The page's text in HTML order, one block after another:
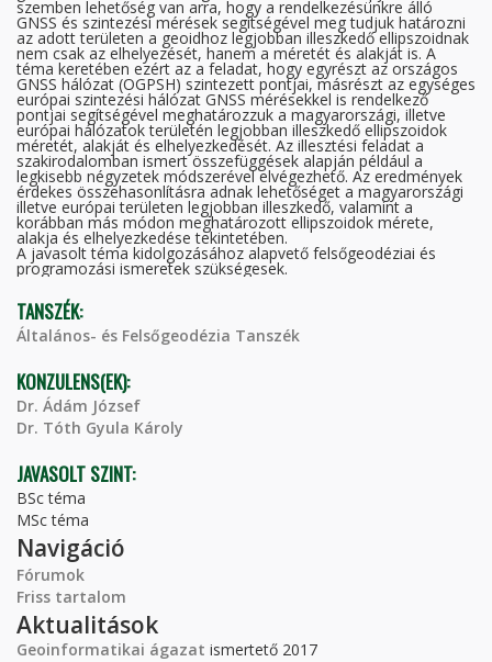
szemben lehetőség van arra, hogy a rendelkezésünkre álló
GNSS és szintezési mérések segítségével meg tudjuk határozni
az adott területen a geoidhoz legjobban illeszkedő ellipszoidnak
nem csak az elhelyezését, hanem a méretét és alakját is. A
téma keretében ezért az a feladat, hogy egyrészt az országos
GNSS hálózat (OGPSH) szintezett pontjai, másrészt az egységes
európai szintezési hálózat GNSS mérésekkel is rendelkező
pontjai segítségével meghatározzuk a magyarországi, illetve
európai hálózatok területén legjobban illeszkedő ellipszoidok
méretét, alakját és elhelyezkedését. Az illesztési feladat a
szakirodalomban ismert összefüggések alapján például a
legkisebb négyzetek módszerével elvégezhető. Az eredmények
érdekes összehasonlításra adnak lehetőséget a magyarországi
illetve európai területen legjobban illeszkedő, valamint a
korábban más módon meghatározott ellipszoidok mérete,
alakja és elhelyezkedése tekintetében.
A javasolt téma kidolgozásához alapvető felsőgeodéziai és
programozási ismeretek szükségesek.
TANSZÉK:
Általános- és Felsőgeodézia Tanszék
KONZULENS(EK):
Dr. Ádám József
Dr. Tóth Gyula Károly
JAVASOLT SZINT:
BSc téma
MSc téma
Navigáció
Fórumok
Friss tartalom
Aktualitások
Geoinformatikai ágazat ismertető 2017